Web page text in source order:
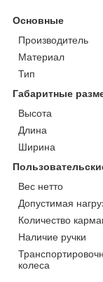
Основные
Производитель
Материал
Тип
Габаритные
Высота
Длина
Ширина
Вес нетто
Допустимая
Количество
Наличие ручки
колеса